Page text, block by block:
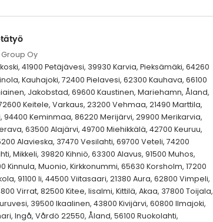
Group Oy
41900 Petäjävesi, 39930 Karvia, Pieksämäki, 64260
Kauhajoki, 72400 Pielavesi, 62300 Kauhava, 66100
Jakobstad, 69600 Kaustinen, Mariehamn, Åland,
Keitele, Varkaus, 23200 Vehmaa, 21490 Marttila,
94400 Keminmaa, 86220 Merijärvi, 29900 Merikarvia,
63500 Alajärvi, 49700 Miehikkälä, 42700 Keuruu,
Alavieska, 37470 Vesilahti, 69700 Veteli, 74200
Mikkeli, 39820 Kihniö, 63300 Alavus, 91500 Muhos,
Kinnula, Muonio, Kirkkonummi, 65630 Korsholm, 17200
91100 Ii, 44500 Viitasaari, 21380 Aura, 62800 Vimpeli,
Virrat, 82500 Kitee, Iisalmi, Kittilä, Akaa, 37800 Toijala,
39500 Ikaalinen, 43800 Kivijärvi, 60800 Ilmajoki,
Ingå, Vårdö 22550, Åland, 56100 Ruokolahti,